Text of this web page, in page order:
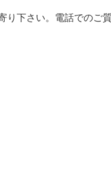
下さい。電話でのご